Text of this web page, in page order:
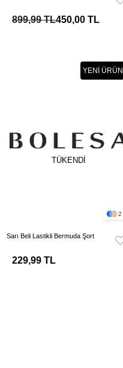
450,00 TL
899,99 TL
TÜKENDI
2
Sarı Beli Lastikli Bermuda Şort
229,99 TL
YENI ÜRÜN